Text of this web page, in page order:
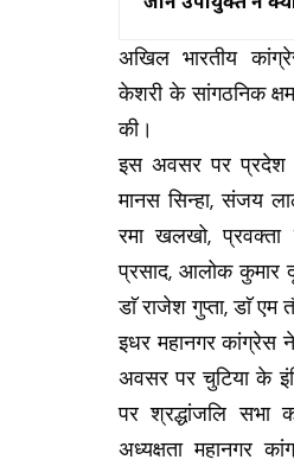
अखिल भारतीय
केशरी के सांगठनिक
की।
इस अवसर पर प्रदेश
मानस सिन्हा, संजय
रमा खलखो,
प्रसाद, आलोक कुमार
डाॅ राजेश गुप्ता, डाॅ
इधर महानगर कांग्रेस
अवसर पर चुटिया के
पर श्रद्धांजलि सभा
अध्यक्षता महानगर